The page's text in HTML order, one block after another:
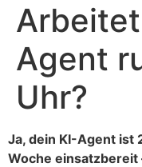
Agent
Uhr?
Ja, dein KI-Agent ist
Woche einsatzbereit